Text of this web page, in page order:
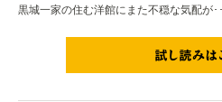
黒城一家の住む洋館にまた不穏な気配が･